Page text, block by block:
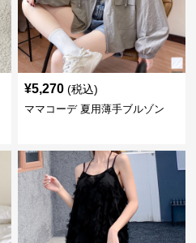
¥5,270 (税込)
ママコーデ 夏用薄手ブルゾン